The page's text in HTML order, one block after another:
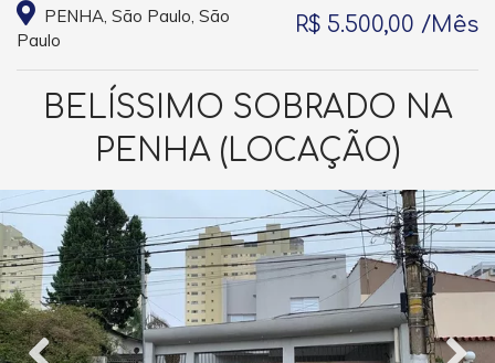
PENHA, São Paulo, São
Paulo
R$ 5.500,00 /Mês
BELÍSSIMO SOBRADO NA
PENHA (LOCAÇÃO)